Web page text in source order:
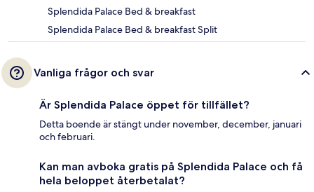
Splendida Palace Bed & breakfast
Splendida Palace Bed & breakfast Split
Vanliga frågor och svar
Är Splendida Palace öppet för tillfället?
Detta boende är stängt under november, december, januari
och februari.
Kan man avboka gratis på Splendida Palace och få
hela beloppet återbetalat?